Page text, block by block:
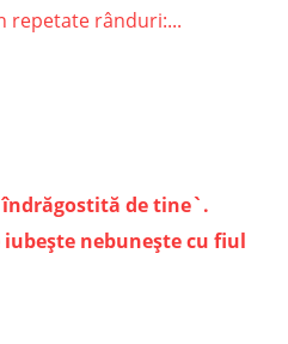
repetate rânduri:...
de tine`.
iubește nebunește cu fiul